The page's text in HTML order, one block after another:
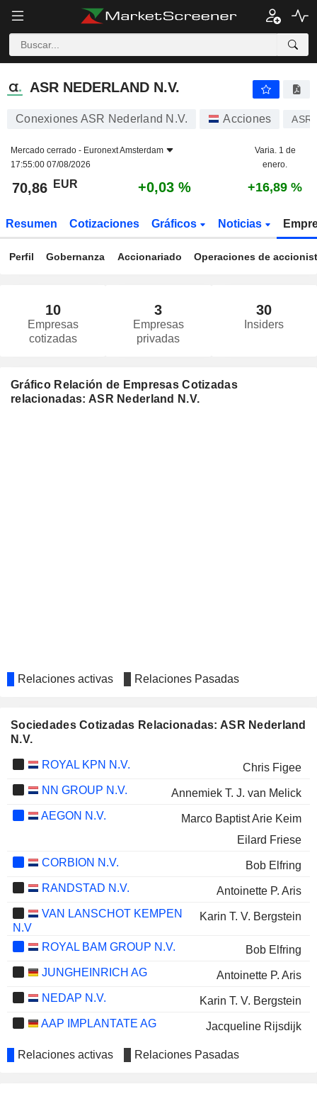
ASR NEDERLAND N.V.
ASR NEDERLAND N.V.
Conexiones ASR Nederland N.V. Acciones
Mercado cerrado - Euronext Amsterdam
17:55:00 07/08/2026
Varia. 1 de
enero.
70,86 EUR +0,03 % +16,89 %
Resumen Cotizaciones Gráficos Noticias
Perfil Gobernanza Accionariado Operaciones de
10
Empresas
cotizadas
3
Empresas
privadas
30
Insiders
Gráfico Relación de Empresas Cotizadas
relacionadas: ASR Nederland N.V.
Relaciones activas Relaciones Pasadas
Sociedades Cotizadas Relacionadas: ASR Nederland
N.V.
ROYAL KPN N.V.
Chris Figee
NN GROUP N.V.
Annemiek T. J. van Melick
AEGON N.V.
Marco Baptist Arie Keim
Eilard Friese
CORBION N.V.
Bob Elfring
RANDSTAD N.V.
Antoinette P. Aris
VAN LANSCHOT KEMPEN
N.V
Karin T. V. Bergstein
ROYAL BAM GROUP N.V.
Bob Elfring
JUNGHEINRICH AG
Antoinette P. Aris
NEDAP N.V.
Karin T. V. Bergstein
AAP IMPLANTATE AG
Jacqueline Rijsdijk
Relaciones activas Relaciones Pasadas